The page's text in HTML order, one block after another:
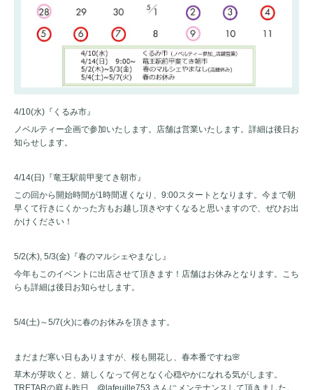
4/10(水)『くるみ市』
ノベルティー企画で参加いたします。店舗は営業いたします。詳細は後日お
知らせします。
4/14(日)『竜王駅前甲斐てき朝市』
この回から開始時間が1時間遅くなり、9:00スタートとなります。今まで朝
早くて行きにくかった方もお越し頂きやすくなると思いますので、ぜひお出
かけください！
5/2(木), 5/3(金)『春のマルシェやまなし』
今年もこのイベントに出店させて頂きます！店舗はお休みとなります。こち
らも詳細は後日お知らせします。
5/4(土)～5/7(火)に春のお休みを頂きます。
まだまだ寒い日もありますが、桜も開花し、春本番ですね🌸
草木が芽吹くと、嬉しくなって何となく心穏やかになれる気がします。
TRETARの庭も昨日、@lafeuille753 さんにメンテナンスして頂きました。